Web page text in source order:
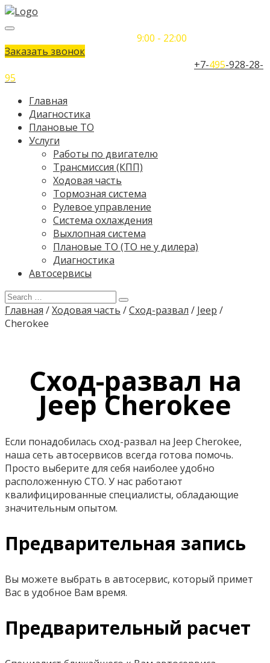
9:00 - 22:00
Заказать звонок
+7-495-928-28-
95
Главная
Диагностика
Плановые ТО
Услуги
Работы по двигателю
Трансмиссия (КПП)
Ходовая часть
Тормозная система
Рулевое управление
Система охлаждения
Выхлопная система
Плановые ТО (ТО не у дилера)
Диагностика
Автосервисы
Главная /Ходовая часть /Сход-развал / Jeep /
Cherokee
Сход-развал на
Jeep Cherokee
Если понадобилась сход-развал на Jeep Cherokee,
наша сеть автосервисов всегда готова помочь.
Просто выберите для себя наиболее удобно
расположенную СТО. У нас работают
квалифицированные специалисты, обладающие
значительным опытом.
Предварительная запись
Вы можете выбрать в автосервис, который примет
Вас в удобное Вам время.
Предварительный расчет